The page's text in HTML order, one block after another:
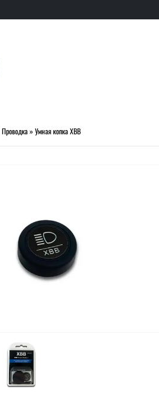
Проводка» Умная копка XBB